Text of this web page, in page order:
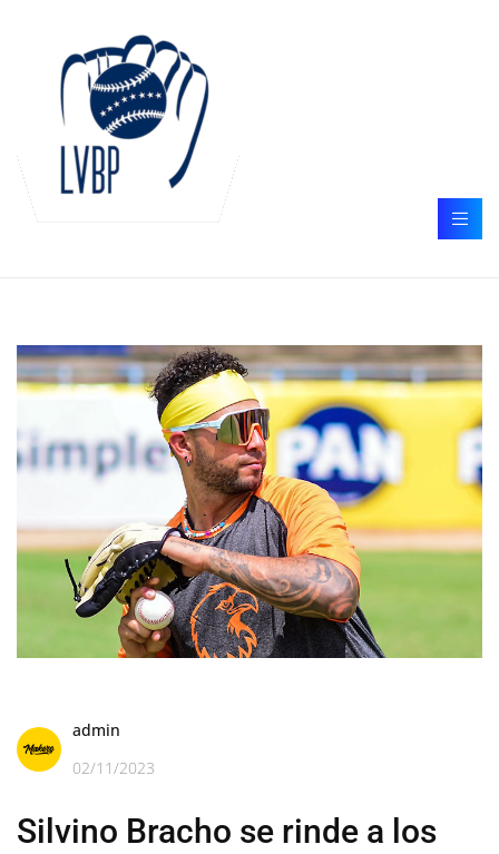
admin
02/11/2023
Silvino Bracho se rinde a los